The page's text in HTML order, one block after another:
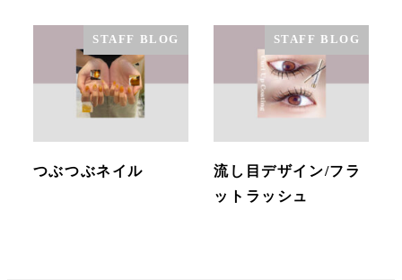
STAFF BLOG
つぶつぶネイル
STAFF BLOG
流し目デザイン/フラ
ットラッシュ